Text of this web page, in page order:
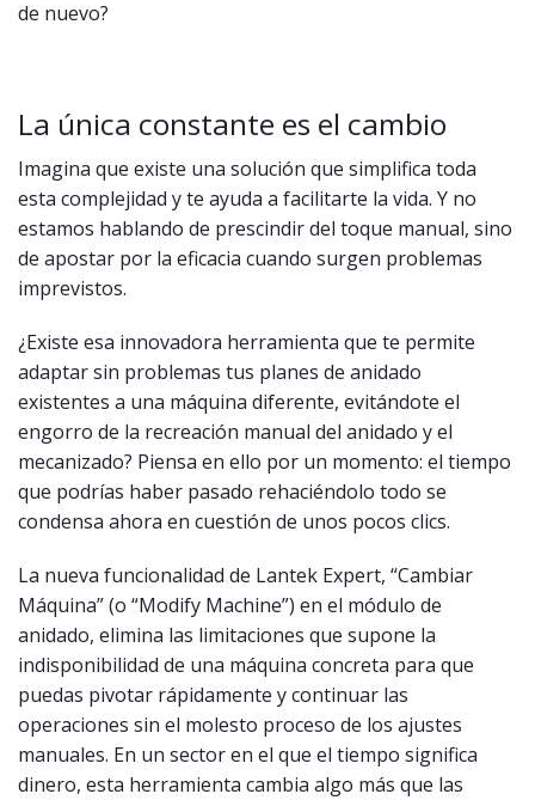
de nuevo?
La única constante es el cambio
Imagina que existe una solución que simplifica toda
esta complejidad y te ayuda a facilitarte la vida. Y no
estamos hablando de prescindir del toque manual, sino
de apostar por la eficacia cuando surgen problemas
imprevistos.
¿Existe esa innovadora herramienta que te permite
adaptar sin problemas tus planes de anidado
existentes a una máquina diferente, evitándote el
engorro de la recreación manual del anidado y el
mecanizado? Piensa en ello por un momento: el tiempo
que podrías haber pasado rehaciéndolo todo se
condensa ahora en cuestión de unos pocos clics.
La nueva funcionalidad de Lantek Expert, “Cambiar
Máquina” (o “Modify Machine”) en el módulo de
anidado, elimina las limitaciones que supone la
indisponibilidad de una máquina concreta para que
puedas pivotar rápidamente y continuar las
operaciones sin el molesto proceso de los ajustes
manuales. En un sector en el que el tiempo significa
dinero, esta herramienta cambia algo más que las